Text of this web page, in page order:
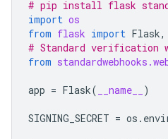
# pip install flask
import os
from flask import Flask,
# Standard verification
from
app = Flask( __name__ )
SIGNING_SECRET = os .